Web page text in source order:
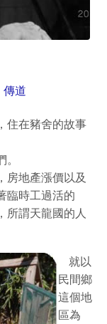
道
住在豬舍的故事
房地產漲價以及
臨時工過活的
所謂天龍國的人
就以
民間鄉
這個地
區為